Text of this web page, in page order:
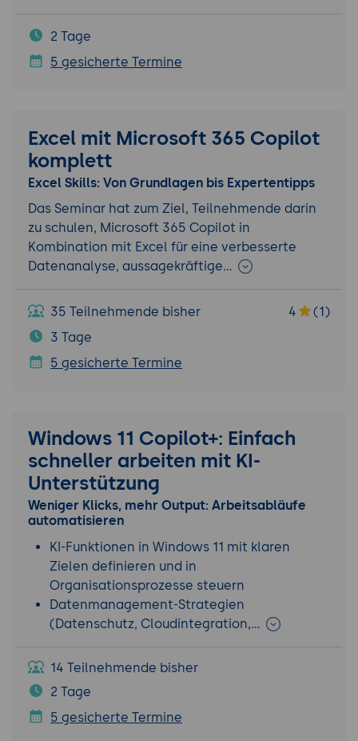
2 Tage
5 gesicherte Termine
Excel mit Microsoft 365 Copilot
komplett
Excel Skills: Von Grundlagen bis Expertentipps
Das Seminar hat zum Ziel, Teilnehmende darin
zu schulen, Microsoft 365 Copilot in
Kombination mit Excel für eine verbesserte
Datenanalyse, aussagekräftige…
35 Teilnehmende bisher 4
(1)
3 Tage
5 gesicherte Termine
Windows 11 Copilot+: Einfach
schneller arbeiten mit KI-
Unterstützung
Weniger Klicks, mehr Output: Arbeitsabläufe
automatisieren
KI-Funktionen in Windows 11 mit klaren
Zielen definieren und in
Organisationsprozesse steuern
Datenmanagement-Strategien
(Datenschutz, Cloudintegration,…
14 Teilnehmende bisher
2 Tage
5 gesicherte Termine